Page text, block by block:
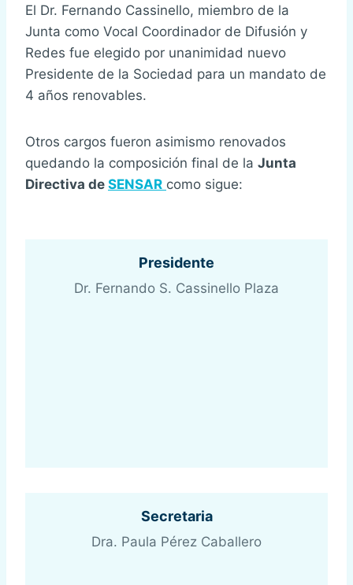
El Dr. Fernando Cassinello, miembro de la
Junta como Vocal Coordinador de Difusión y
Redes fue elegido por unanimidad nuevo
Presidente de la Sociedad para un mandato de
4 años renovables.
Otros cargos fueron asimismo renovados
quedando la composición final de la Junta
Directiva de SENSAR como sigue:
Presidente
Dr. Fernando S. Cassinello Plaza
Secretaria
Dra. Paula Pérez Caballero